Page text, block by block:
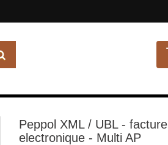
Peppol XML / UBL - facture
electronique - Multi AP